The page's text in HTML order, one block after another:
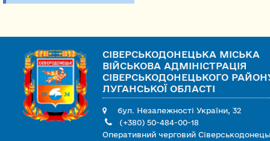
СІВЕРСЬКОДОНЕЦЬКА МІСЬКА
ВІЙСЬКОВА АДМІНІСТРАЦІЯ
СІВЕРСЬКОДОНЕЦЬКОГО
ЛУГАНСЬКОЇ ОБЛАСТІ
бул. Незалежності України, 32
(+380) 50-484-00-18
Оперативний черговий